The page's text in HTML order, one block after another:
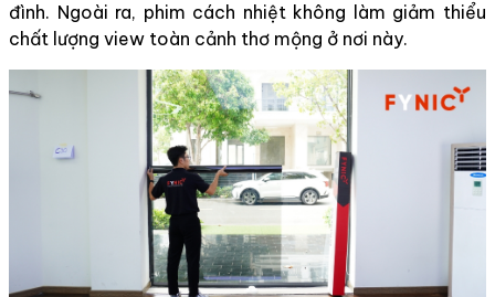
đình. Ngoài ra, phim cách nhiệt không làm giảm thiểu
chất lượng view toàn cảnh thơ mộng ở nơi này.